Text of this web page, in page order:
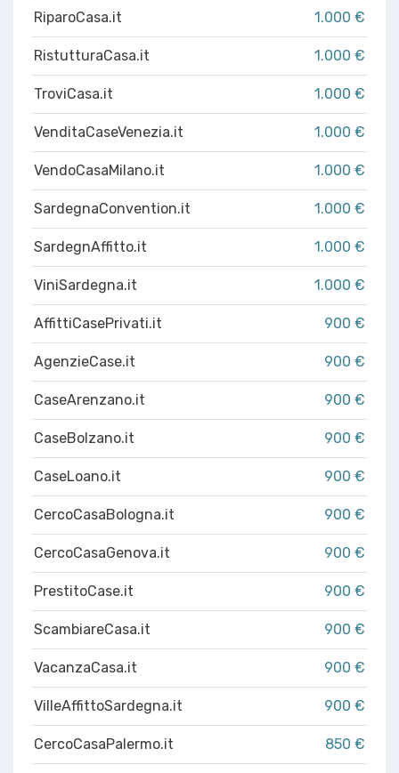
RiparoCasa.it 1.000 €
RistutturaCasa.it 1.000 €
TroviCasa.it 1.000 €
VenditaCaseVenezia.it 1.000 €
VendoCasaMilano.it 1.000 €
SardegnaConvention.it 1.000 €
SardegnAffitto.it 1.000 €
ViniSardegna.it 1.000 €
AffittiCasePrivati.it 900 €
AgenzieCase.it 900 €
CaseArenzano.it 900 €
CaseBolzano.it 900 €
CaseLoano.it 900 €
CercoCasaBologna.it 900 €
CercoCasaGenova.it 900 €
PrestitoCase.it 900 €
ScambiareCasa.it 900 €
VacanzaCasa.it 900 €
VilleAffittoSardegna.it 900 €
CercoCasaPalermo.it 850 €